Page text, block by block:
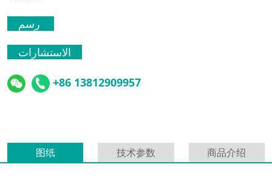
الاستشارات
+86 13812909957
图纸 技术参数 商品介绍